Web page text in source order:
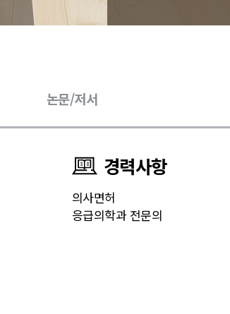
논문/저서
경력사항
의사면허
응급의학과 전문의